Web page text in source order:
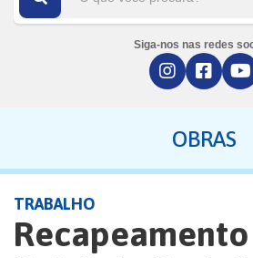
Siga-nos nas redes
OBRAS
TRABALHO